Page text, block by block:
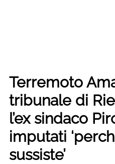
Terremoto
tribunale di
l’ex sindaco
imputati
sussiste’